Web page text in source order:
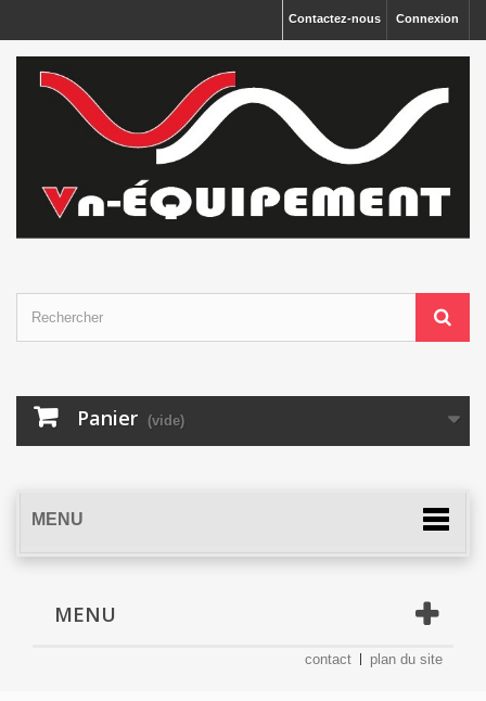
Connexion
Contactez-nous
Panier (vide)
MENU
MENU
contact plan du site